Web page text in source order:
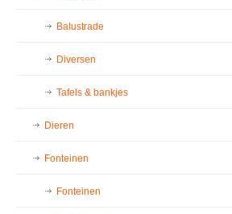
Balustrade
Diversen
Tafels & bankjes
Dieren
Fonteinen
Fonteinen